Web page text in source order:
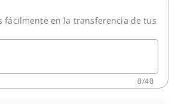
en la transferencia de tus
0/40